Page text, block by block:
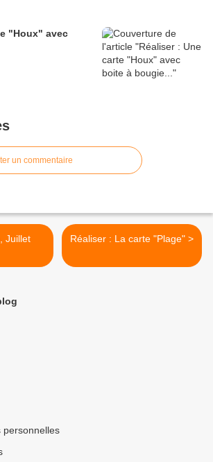
"Houx" avec
un commentaire
Réaliser : La carte "Plage" >
personnelles